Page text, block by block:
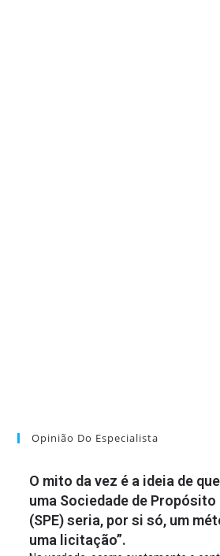
Opinião Do Especialista
O mito da vez é a ideia de
uma Sociedade de
(SPE) seria, por si só, um
uma licitação”.